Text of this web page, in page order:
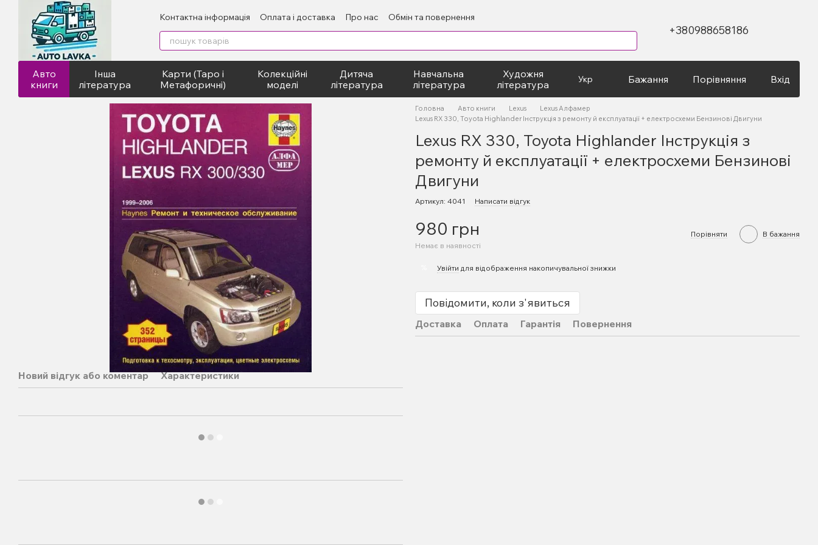
Перейти до основного контенту
Контактна інформація Оплата і доставка Про нас Обмін та повернення
+380988658186
Авто
книги
Інша
література
Карти (Таро і
Метафоричні)
Колекційні
моделі
Дитяча
література
Навчальна
література
Художня
література
Укр Бажання Порівняння Вхід
Новий відгук або коментар Характеристики
Головна Авто книги Lexus
Lexus Алфамер
Lexus RX 330, Toyota Highlander Інструкція з ремонту й експлуатації + електросхеми Бензинові Двигуни
Lexus RX 330, Toyota Highlander Інструкція з
ремонту й експлуатації + електросхеми Бензинові
Двигуни
Артикул: 4041 Написати відгук
980 грн
Немає в наявності
Порівняти В бажання
Увійти для відображення накопичувальної знижки
Повідомити, коли з'явиться
Доставка Оплата Гарантія Повернення